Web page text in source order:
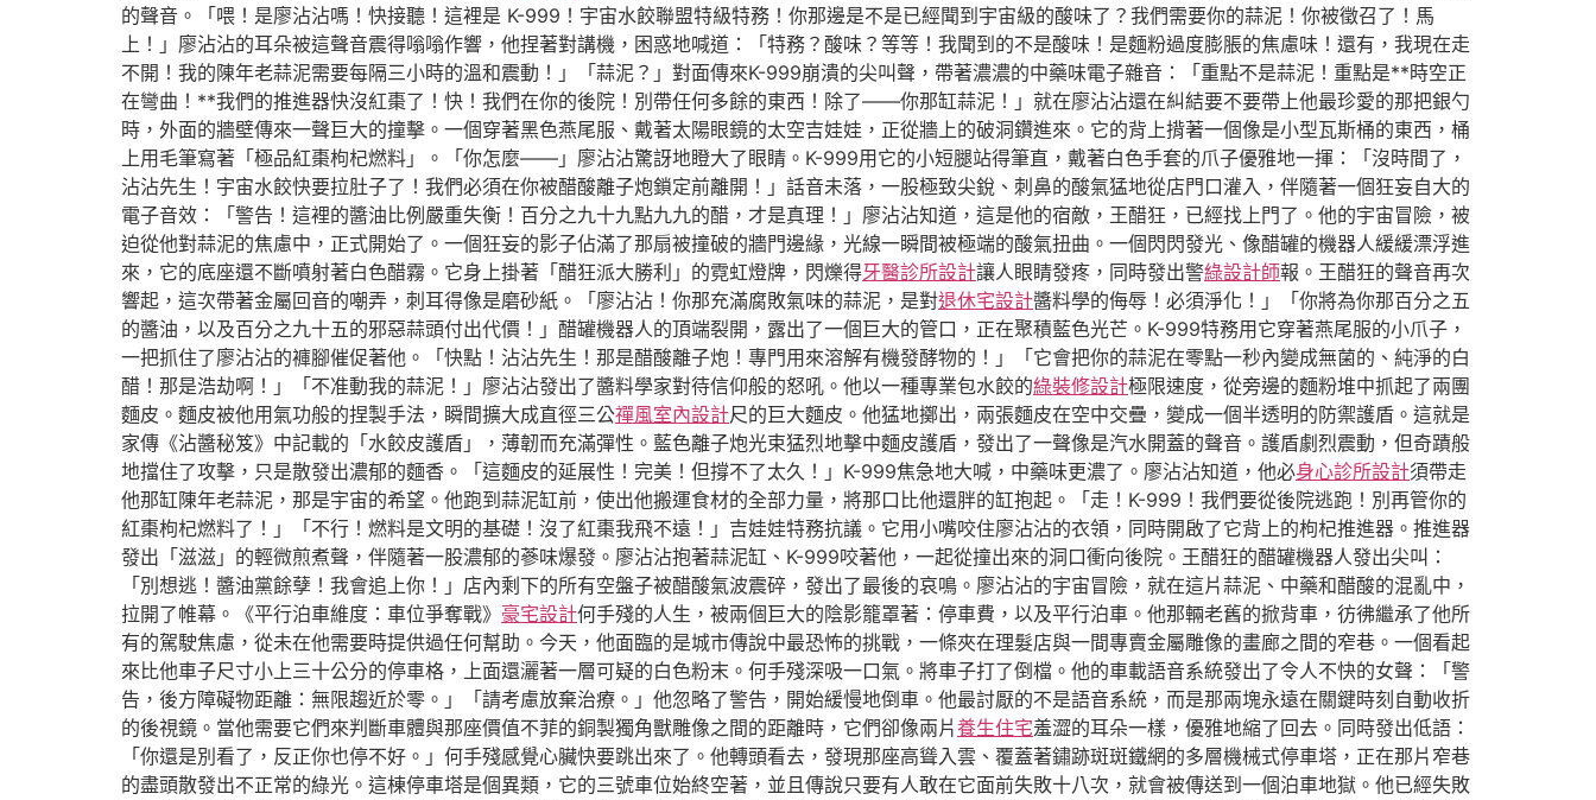
的聲音。「喂！是廖沾沾嗎！快接聽！這裡是 K-999！宇宙水餃聯盟特級特務！你那邊是不是已經聞到宇宙級的酸味了？我們需要你的蒜泥！你被徵召了！馬
上！」廖沾沾的耳朵被這聲音震得嗡嗡作響，他捏著對講機，困惑地喊道：「特務？酸味？等等！我聞到的不是酸味！是麵粉過度膨脹的焦慮味！還有，我現在走
不開！我的陳年老蒜泥需要每隔三小時的溫和震動！」「蒜泥？」對面傳來K-999崩潰的尖叫聲，帶著濃濃的中藥味電子雜音：「重點不是蒜泥！重點是**時空正
在彎曲！**我們的推進器快沒紅棗了！快！我們在你的後院！別帶任何多餘的東西！除了——你那缸蒜泥！」就在廖沾沾還在糾結要不要帶上他最珍愛的那把銀勺
時，外面的牆壁傳來一聲巨大的撞擊。一個穿著黑色燕尾服、戴著太陽眼鏡的太空吉娃娃，正從牆上的破洞鑽進來。它的背上揹著一個像是小型瓦斯桶的東西，桶
上用毛筆寫著「極品紅棗枸杞燃料」。「你怎麼——」廖沾沾驚訝地瞪大了眼睛。K-999用它的小短腿站得筆直，戴著白色手套的爪子優雅地一揮：「沒時間了，
沾沾先生！宇宙水餃快要拉肚子了！我們必須在你被醋酸離子炮鎖定前離開！」話音未落，一股極致尖銳、刺鼻的酸氣猛地從店門口灌入，伴隨著一個狂妄自大的
電子音效：「警告！這裡的醬油比例嚴重失衡！百分之九十九點九九的醋，才是真理！」廖沾沾知道，這是他的宿敵，王醋狂，已經找上門了。他的宇宙冒險，被
迫從他對蒜泥的焦慮中，正式開始了。一個狂妄的影子佔滿了那扇被撞破的牆門邊緣，光線一瞬間被極端的酸氣扭曲。一個閃閃發光、像醋罐的機器人緩緩漂浮進
來，它的底座還不斷噴射著白色醋霧。它身上掛著「醋狂派大勝利」的霓虹燈牌，閃爍得牙醫診所設計讓人眼睛發疼，同時發出警綠設計師報。王醋狂的聲音再次
響起，這次帶著金屬回音的嘲弄，刺耳得像是磨砂紙。「廖沾沾！你那充滿腐敗氣味的蒜泥，是對退休宅設計醬料學的侮辱！必須淨化！」「你將為你那百分之五
的醬油，以及百分之九十五的邪惡蒜頭付出代價！」醋罐機器人的頂端裂開，露出了一個巨大的管口，正在聚積藍色光芒。K-999特務用它穿著燕尾服的小爪子，
一把抓住了廖沾沾的褲腳催促著他。「快點！沾沾先生！那是醋酸離子炮！專門用來溶解有機發酵物的！」「它會把你的蒜泥在零點一秒內變成無菌的、純淨的白
醋！那是浩劫啊！」「不准動我的蒜泥！」廖沾沾發出了醬料學家對待信仰般的怒吼。他以一種專業包水餃的綠裝修設計極限速度，從旁邊的麵粉堆中抓起了兩團
麵皮。麵皮被他用氣功般的捏製手法，瞬間擴大成直徑三公禪風室內設計尺的巨大麵皮。他猛地擲出，兩張麵皮在空中交疊，變成一個半透明的防禦護盾。這就是
家傳《沾醬秘笈》中記載的「水餃皮護盾」，薄韌而充滿彈性。藍色離子炮光束猛烈地擊中麵皮護盾，發出了一聲像是汽水開蓋的聲音。護盾劇烈震動，但奇蹟般
地擋住了攻擊，只是散發出濃郁的麵香。「這麵皮的延展性！完美！但撐不了太久！」K-999焦急地大喊，中藥味更濃了。廖沾沾知道，他必身心診所設計須帶走
他那缸陳年老蒜泥，那是宇宙的希望。他跑到蒜泥缸前，使出他搬運食材的全部力量，將那口比他還胖的缸抱起。「走！K-999！我們要從後院逃跑！別再管你的
紅棗枸杞燃料了！」「不行！燃料是文明的基礎！沒了紅棗我飛不遠！」吉娃娃特務抗議。它用小嘴咬住廖沾沾的衣領，同時開啟了它背上的枸杞推進器。推進器
發出「滋滋」的輕微煎煮聲，伴隨著一股濃郁的蔘味爆發。廖沾沾抱著蒜泥缸、K-999咬著他，一起從撞出來的洞口衝向後院。王醋狂的醋罐機器人發出尖叫：
「別想逃！醬油黨餘孽！我會追上你！」店內剩下的所有空盤子被醋酸氣波震碎，發出了最後的哀鳴。廖沾沾的宇宙冒險，就在這片蒜泥、中藥和醋酸的混亂中，
拉開了帷幕。《平行泊車維度：車位爭奪戰》 豪宅設計何手殘的人生，被兩個巨大的陰影籠罩著：停車費，以及平行泊車。他那輛老舊的掀背車，彷彿繼承了他所
有的駕駛焦慮，從未在他需要時提供過任何幫助。今天，他面臨的是城市傳說中最恐怖的挑戰，一條夾在理髮店與一間專賣金屬雕像的畫廊之間的窄巷。一個看起
來比他車子尺寸小上三十公分的停車格，上面還灑著一層可疑的白色粉末。何手殘深吸一口氣。將車子打了倒檔。他的車載語音系統發出了令人不快的女聲：「警
告，後方障礙物距離：無限趨近於零。」「請考慮放棄治療。」他忽略了警告，開始緩慢地倒車。他最討厭的不是語音系統，而是那兩塊永遠在關鍵時刻自動收折
的後視鏡。當他需要它們來判斷車體與那座價值不菲的銅製獨角獸雕像之間的距離時，它們卻像兩片養生住宅羞澀的耳朵一樣，優雅地縮了回去。同時發出低語：
「你還是別看了，反正你也停不好。」何手殘感覺心臟快要跳出來了。他轉頭看去，發現那座高聳入雲、覆蓋著鏽跡斑斑鐵網的多層機械式停車塔，正在那片窄巷
的盡頭散發出不正常的綠光。這棟停車塔是個異類，它的三號車位始終空著，並且傳說只要有人敢在它面前失敗十八次，就會被傳送到一個泊車地獄。他已經失敗